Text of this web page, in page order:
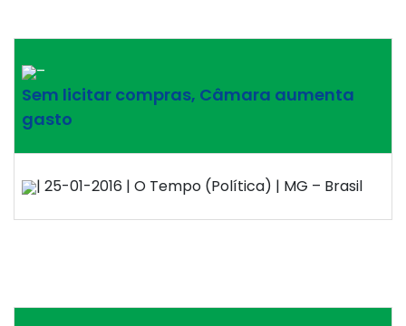
–
Sem licitar compras, Câmara aumenta
gasto
| 25-01-2016 | O Tempo (Política) | MG – Brasil